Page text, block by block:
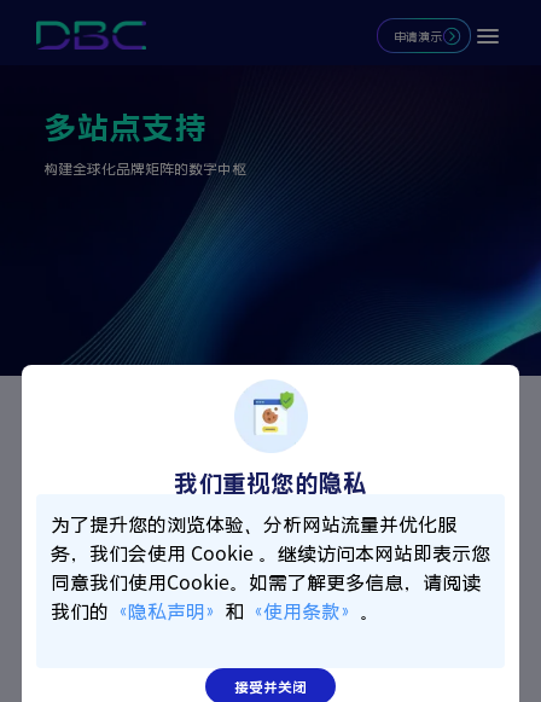
申请演示
多站点支持
构建全球化品牌矩阵的数字中枢
核心优势
资源深度共享，指数级降本增效
多站点共用底层代码库与核心插件，实现“一次开发，全
局生效”，将日常运维成本降低 80% 以上。
在单一控台即可俯瞰全球站点，支持跨站点跨品牌页面/
我们重视您的隐私
为了提升您的浏览体验、分析网站流量并优化服
务，我们会使用 Cookie 。继续访问本网站即表示您
同意我们使用Cookie。如需了解更多信息，请阅读
我们的 《隐私声明》 和 《使用条款》 。
接受并关闭